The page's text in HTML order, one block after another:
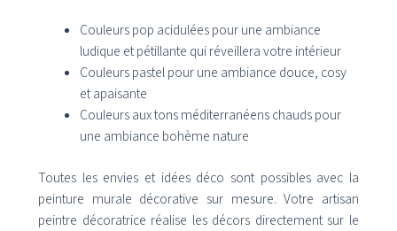
Couleurs pop acidulées pour une ambiance
ludique et pétillante qui réveillera votre intérieur
Couleurs pastel pour une ambiance douce, cosy
et apaisante
Couleurs aux tons méditerranéens chauds pour
une ambiance bohème nature
Toutes les envies et idées déco sont possibles avec la
peinture murale décorative sur mesure. Votre artisan
peintre décoratrice réalise les décors directement sur le